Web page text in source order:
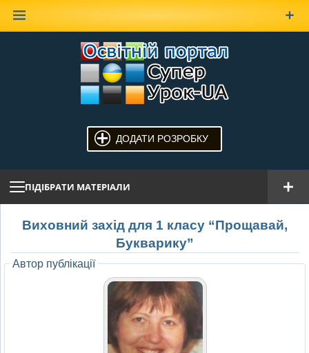
ДОДАТИ РОЗРОБКУ
ПІДІБРАТИ МАТЕРІАЛИ
Виховний захід для 1 класу “Прощавай,
Букварику”
Автор публікації